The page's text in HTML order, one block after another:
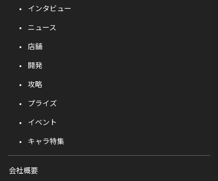
インタビュー
ニュース
店舗
開発
攻略
プライズ
イベント
キャラ特集
会社概要